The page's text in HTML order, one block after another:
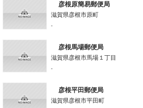
彦根原簡易郵便局
滋賀県彦根市原町
-
彦根馬場郵便局
滋賀県彦根市馬場１丁目
-
彦根平田郵便局
滋賀県彦根市平田町